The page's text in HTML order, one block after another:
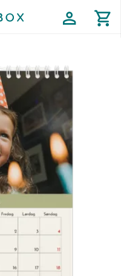
profile shopping_cart